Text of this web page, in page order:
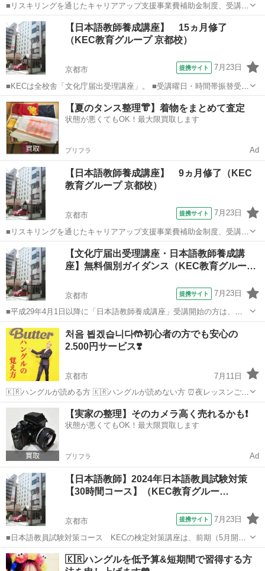
■リスキリングを通じたキャリアアップ支援事業費補助金制度、受講費
用の最大70％還付（要件有、詳細はお尋ねください ■KECは全校舎
「文化庁届出受理講座」。 ■受講曜日・時間帯振替受講、校舎間振替
受講、休学制度、動画視聴（基礎...
京都 京都市 その他
【日本語教師養成講座】 15ヵ月修了
（KEC教育グループ 京都校）
京都市 提携サイト 7月23日
■KECは全校舎「文化庁届出受理講座」。 ■受講曜日・時間帯振替受
講、校舎間振替受講、休学制度、動画視聴（基礎理論）と資格への万
全なフォロー体制。 ■3年間無料再履修システム：入学から3年以内は
何度でも無料で再履修が可能（基...
京都 京都市 その他
【夏のタンス整理👘】着物をまとめて査定
状態が悪くてもOK！最大限買取します
プリフラ Ad
【日本語教師養成講座】 9ヵ月修了（KEC
教育グループ 京都校）
京都市 提携サイト 7月23日
■リスキリングを通じたキャリアアップ支援事業費補助金制度、受講費
用の最大70％還付（要件有、詳細はお尋ねください） ■KECは全校舎
「文化庁届出受理講座」。 ■受講曜日・時間帯振替受講、校舎間振替
受講、休学制度、動画視聴（基...
京都 京都市 その他
【文化庁届出受理講座・日本語教師養成講
座】無料個別ガイダンス（KEC教育グルー…
京都市 提携サイト 7月23日
■平成29年4月1日以降に「日本語教師養成講座」受講開始の方は、そ
の講座内容が文化庁に認められた「文化庁届出受理講座」であること
が必要です。KECなら全校舎で届出受理講座が受講できます。 資格を
取り、国内、海外の日本語教師...
京都 京都市 その他
처음 뵙겠습니다🤲初心者の方でも安心の
2.500円サービス❣️
京都市
7月11日
🇰🇷ハングルが読める方 🇰🇷ハングルが読めない方 ⏰夜レッスンご希
望の方 ⏰日中レッスンご希望の方 皆様それぞれ 状況が異なりますの
で マンツーマンで ストレス フリーな 韓国語スクールの 概要...
京都 京都市 韓国語 レッスン
【実家の整理】そのカメラ高く売れるかも❗️
状態が悪くてもOK！最大限買取します
プリフラ Ad
【日本語教師】2024年日本語教員試験対策
【30時間コース】（KEC教育グルー…
京都市 提携サイト 7月23日
■日本語教員試験対策コース KECの検定対策講座は、前期（5月開
始）と後期（8月開始）の2種類の時期があり、前期には、■水曜30時
間コースと■日曜30時間コースの2コース■前期60時間と後期30時間を
京都 京都市 その他
🇰🇷ハングルを低予算&短期間で習得する方